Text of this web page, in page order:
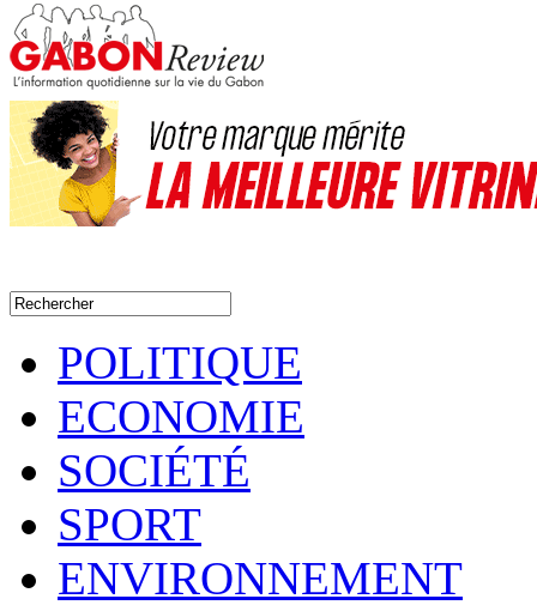
POLITIQUE
ECONOMIE
SOCIÉTÉ
SPORT
ENVIRONNEMENT